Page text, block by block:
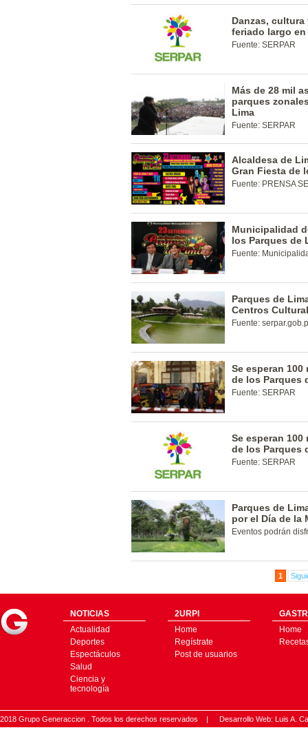
Danzas,
feriado largo
Fuente: SERPAR
Más de 28 mil
parques
Lima
Fuente: SERPAR
Alcaldesa de
Gran Fiesta de
Fuente: PRENSA
Municipalidad
los Parques de
Fuente:
Parques de
Centros
Fuente:
Se esperan
de los Parques
Fuente: SERPAR
Se esperan
de los Parques
Fuente: SERPAR
Parques de
por el Día de la
Eventos podrán
1
NOTICIAS
Actualidad
Deportes
Espectáculos
Salud
Ciencia y
tecnología
2URPI
Home
Regístrate
Post de usuarios
Home
2018 Grupo Generaccion . Todos los derechos reservados | Desarrollo Web: Luis